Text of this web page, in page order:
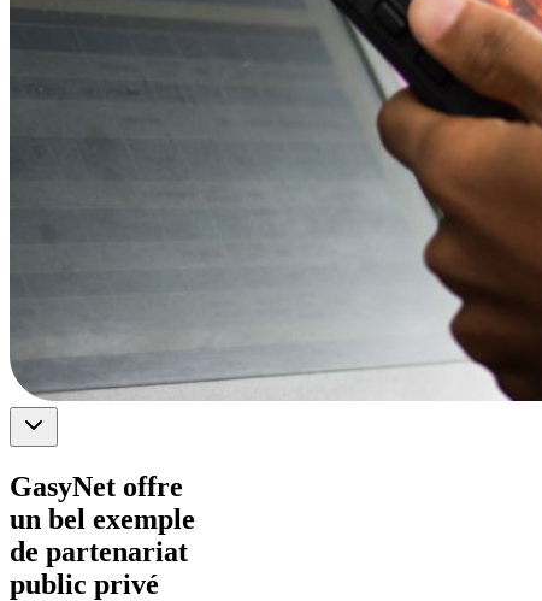
GasyNet offre
un bel exemple
de partenariat
public privé